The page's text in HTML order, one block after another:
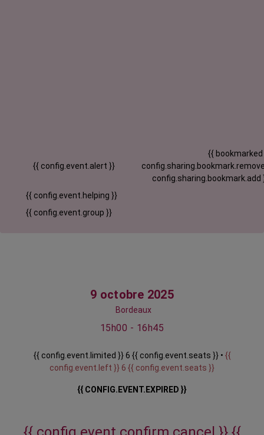
{{ config.event.alert }}
{{ bookmarked
config.sharing.bookmark.add
{{ config.event.helping }}
{{ config.event.group }}
9 octobre 2025
Bordeaux
15h00 - 16h45
{{ config.event.limited }} 6 {{ config.event.seats }} • {{
config.event.left }} 6 {{ config.event.seats }}
{{ CONFIG.EVENT.EXPIRED }}